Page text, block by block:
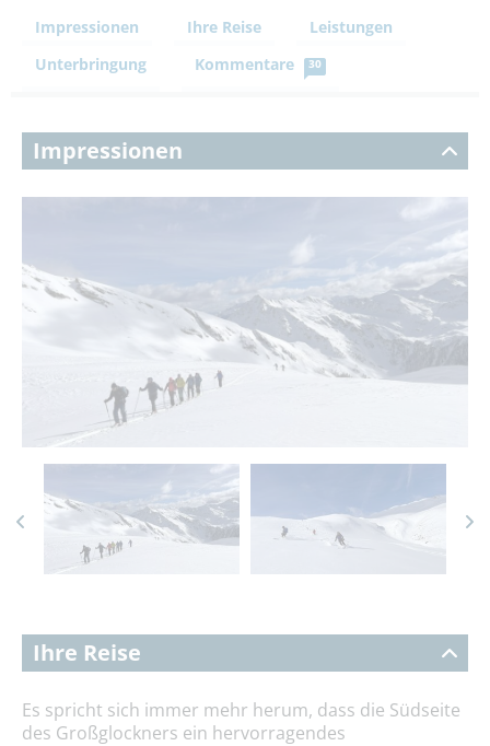
Impressionen Ihre Reise
Leistungen
Unterbringung
Kommentare 30
Impressionen
Ihre Reise
Es spricht sich immer mehr herum, dass die Südseite
des Großglockners ein hervorragendes